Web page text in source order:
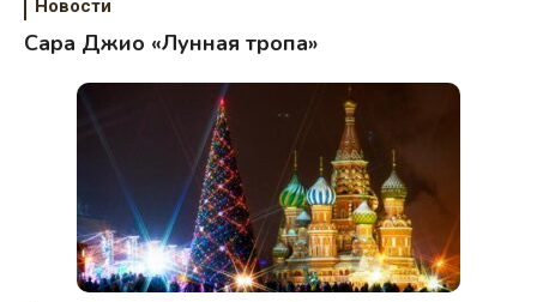
Новости
Сара Джио «Лунная тропа»